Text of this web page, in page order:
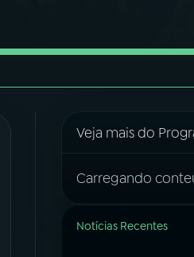
Veja mais do
Carregando
Notícias Recentes